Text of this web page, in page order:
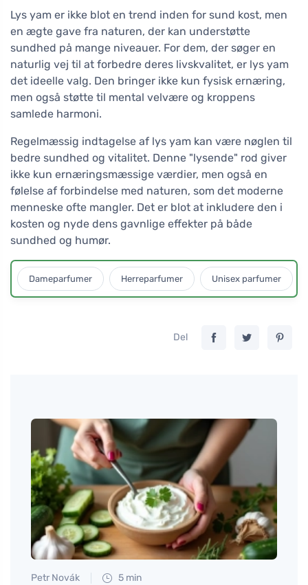
Lys yam er ikke blot en trend inden for sund kost, men
en ægte gave fra naturen, der kan understøtte
sundhed på mange niveauer. For dem, der søger en
naturlig vej til at forbedre deres livskvalitet, er lys yam
det ideelle valg. Den bringer ikke kun fysisk ernæring,
men også støtte til mental velvære og kroppens
samlede harmoni.
Regelmæssig indtagelse af lys yam kan være nøglen til
bedre sundhed og vitalitet. Denne "lysende" rod giver
ikke kun ernæringsmæssige værdier, men også en
følelse af forbindelse med naturen, som det moderne
menneske ofte mangler. Det er blot at inkludere den i
kosten og nyde dens gavnlige effekter på både
sundhed og humør.
Dameparfumer Herreparfumer Unisex parfumer
Del
Petr Novák 5 min